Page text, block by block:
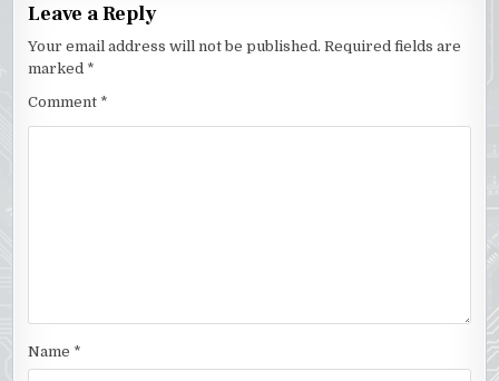
Leave a Reply
Your email address will not be published. Required fields are
marked *
Comment *
Name *